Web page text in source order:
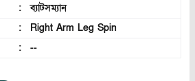
:
ব্যাটসম্যান
:
Right Arm Leg Spin
: --